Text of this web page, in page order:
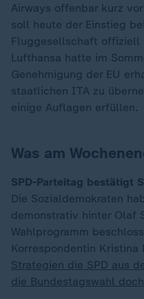
Airways offenbar kurz
soll heute der Einstieg
Fluggesellschaft offiziell
Lufthansa hatte im
Genehmigung der EU
staatlichen ITA zu
einige Auflagen erfüllen.
Was am
SPD-Parteitag bestätigt
Die Sozialdemokraten
demonstrativ hinter Olaf
Wahlprogramm
Korrespondentin
Strategien die SPD aus
die Bundestagswahl